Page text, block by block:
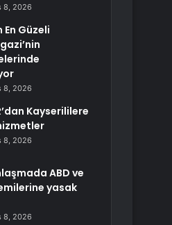
8, 2026
En Güzeli
8, 2026
Kayserililere
8, 2026
ABD ve
yasak
8, 2026